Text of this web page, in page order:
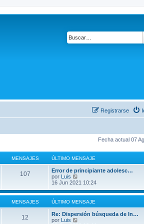
Registrarse
Fecha actual 07
MENSAJES ÚLTIMO MENSAJE
107
Error de principiante adolesc…
por Luis
e
ú
l
i
m
16 Jun 2021 10:24
MENSAJES ÚLTIMO MENSAJE
12
Re: Dispersión búsqueda de In…
por Luis